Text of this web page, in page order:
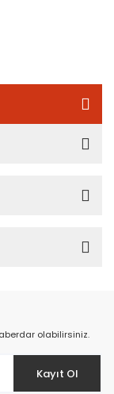
olabilirsiniz.
Kayıt Ol